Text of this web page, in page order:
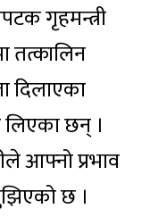
गृहमन्त्री
तत्कालिन
दिलाएका
छन् ।
आफ्नो प्रभाव
छ ।